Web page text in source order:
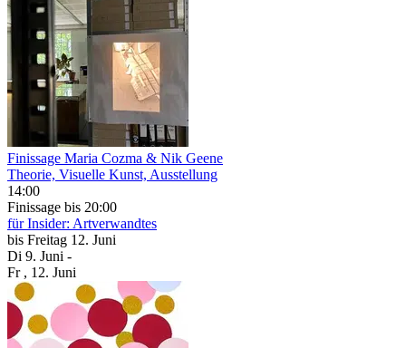
Finissage Maria Cozma & Nik Geene
Theorie, Visuelle Kunst, Ausstellung
14:00
Finissage bis 20:00
für Insider: Artverwandtes
bis Freitag 12. Juni
Di 9. Juni -
Fr , 12. Juni